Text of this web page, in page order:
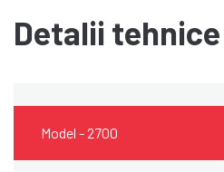
Detalii tehnice
Model - 2700